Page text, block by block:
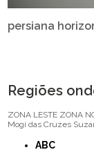
persiana
Regiões
ZONA LESTE ZONA
Mogi das Cruzes
ABC